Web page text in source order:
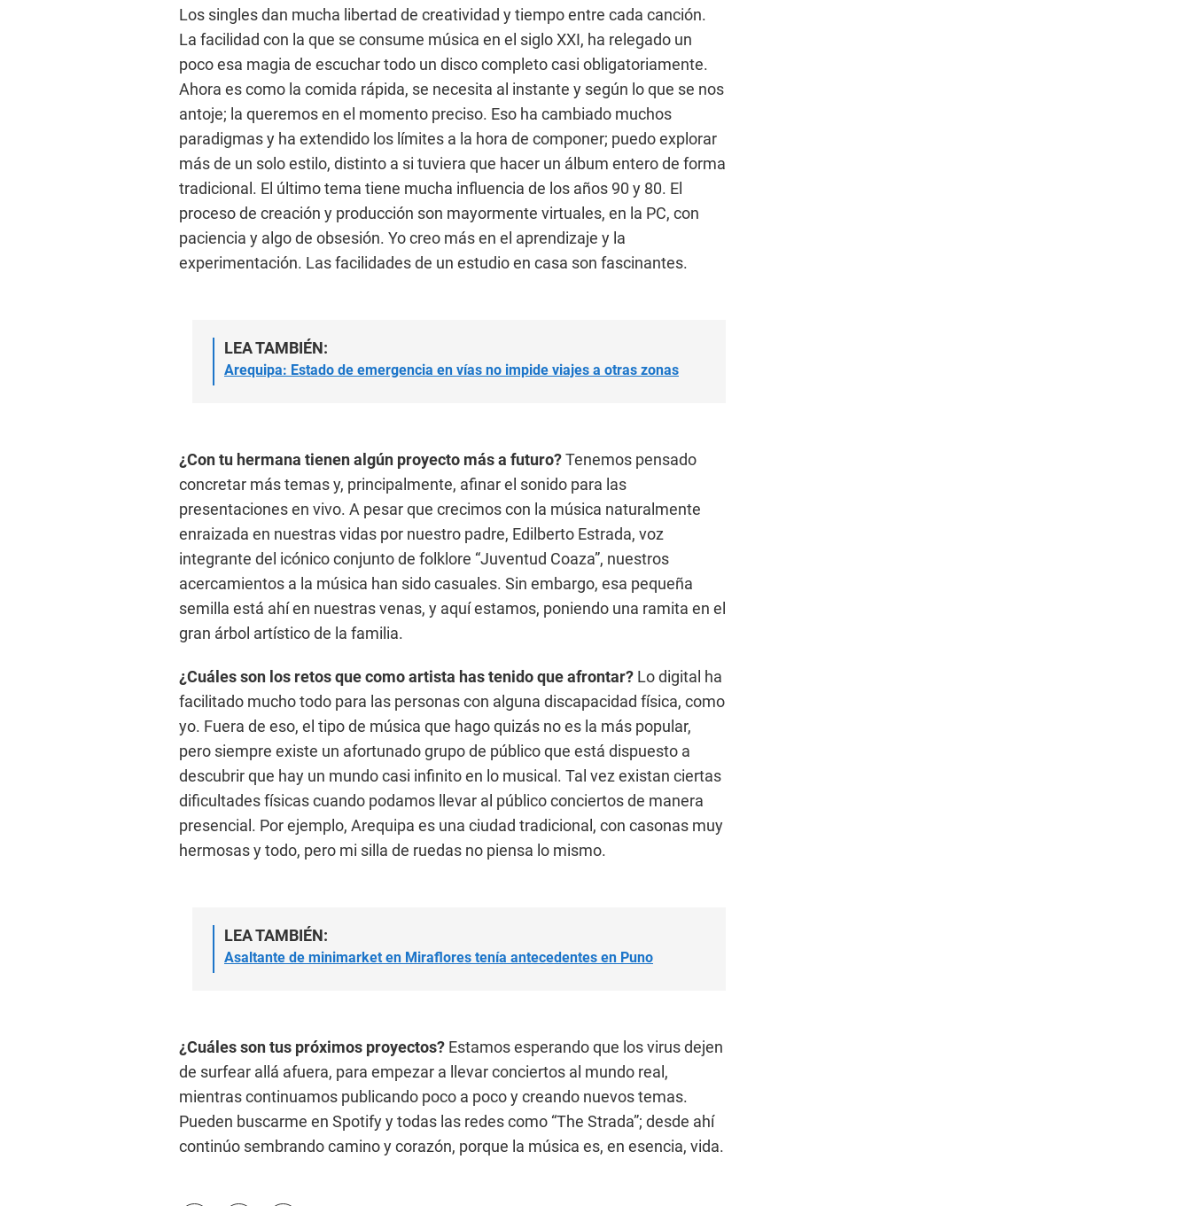
Los singles dan mucha libertad de creatividad y tiempo entre cada canción.
La facilidad con la que se consume música en el siglo XXI, ha relegado un
poco esa magia de escuchar todo un disco completo casi obligatoriamente.
Ahora es como la comida rápida, se necesita al instante y según lo que se nos
antoje; la queremos en el momento preciso. Eso ha cambiado muchos
paradigmas y ha extendido los límites a la hora de componer; puedo explorar
más de un solo estilo, distinto a si tuviera que hacer un álbum entero de forma
tradicional. El último tema tiene mucha influencia de los años 90 y 80. El
proceso de creación y producción son mayormente virtuales, en la PC, con
paciencia y algo de obsesión. Yo creo más en el aprendizaje y la
experimentación. Las facilidades de un estudio en casa son fascinantes.
LEA TAMBIÉN:
Arequipa: Estado de emergencia en vías no impide viajes a otras zonas
¿Con tu hermana tienen algún proyecto más a futuro?Tenemos pensado
concretar más temas y, principalmente, afinar el sonido para las
presentaciones en vivo. A pesar que crecimos con la música naturalmente
enraizada en nuestras vidas por nuestro padre, Edilberto Estrada, voz
integrante del icónico conjunto de folklore “Juventud Coaza”, nuestros
acercamientos a la música han sido casuales. Sin embargo, esa pequeña
semilla está ahí en nuestras venas, y aquí estamos, poniendo una ramita en el
gran árbol artístico de la familia.
¿Cuáles son los retos que como artista has tenido que afrontar? Lo digital ha
facilitado mucho todo para las personas con alguna discapacidad física, como
yo. Fuera de eso, el tipo de música que hago quizás no es la más popular,
pero siempre existe un afortunado grupo de público que está dispuesto a
descubrir que hay un mundo casi infinito en lo musical. Tal vez existan ciertas
dificultades físicas cuando podamos llevar al público conciertos de manera
presencial. Por ejemplo, Arequipa es una ciudad tradicional, con casonas muy
hermosas y todo, pero mi silla de ruedas no piensa lo mismo.
LEA TAMBIÉN:
Asaltante de minimarket en Miraflores tenía antecedentes en Puno
¿Cuáles son tus próximos proyectos? Estamos esperando que los virus dejen
de surfear allá afuera, para empezar a llevar conciertos al mundo real,
mientras continuamos publicando poco a poco y creando nuevos temas.
Pueden buscarme en Spotify y todas las redes como “The Strada”; desde ahí
continúo sembrando camino y corazón, porque la música es, en esencia, vida.